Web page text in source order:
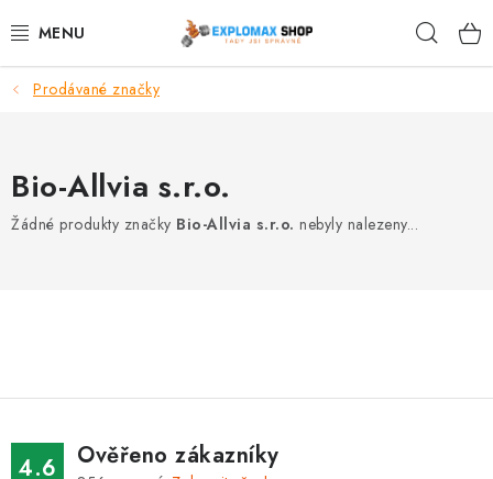
na
%AKCE
Prodávané značky
Bio-Allvia s.r.o.
Žádné produkty značky Bio-Allvia s.r.o. nebyly nalezeny...
4.6 Ověřeno zákazníky